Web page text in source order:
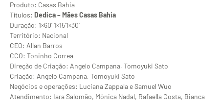
Produto: Casas Bahia
Títulos: Dedica – Mães Casas Bahia
Duração: 1×60’ 1×15’1×30’
Território: Nacional
CEO: Allan Barros
CCO: Toninho Correa
Direção de Criação: Angelo Campana, Tomoyuki Sato
Criação: Angelo Campana, Tomoyuki Sato
Negócios e operações: Luciana Zappala e Samuel Wuo
Atendimento: Iara Salomão, Mônica Nadal, Rafaella Costa, Bianca